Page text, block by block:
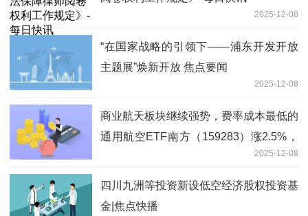
2025-12-08
“在国家战略的引领下——浦东开发开放
主题展”焕新开放 焦点要闻
2025-12-08
商业航天板块继续强势，费率成本最低的
通用航空ETF南方（159283）涨2.5%，
2025-12-08
四川九洲等投资新设低空经济股权投资基
金|焦点快播